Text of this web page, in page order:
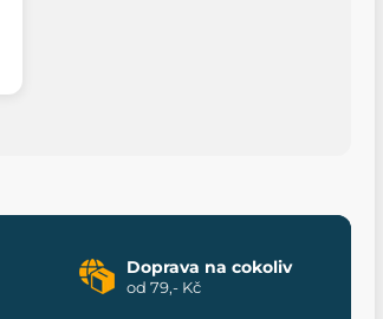
Doprava na cokoliv
od 79,- Kč